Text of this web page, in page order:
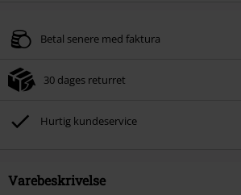
Betal senere med faktura
30 dages returret
Hurtig kundeservice
Varebeskrivelse